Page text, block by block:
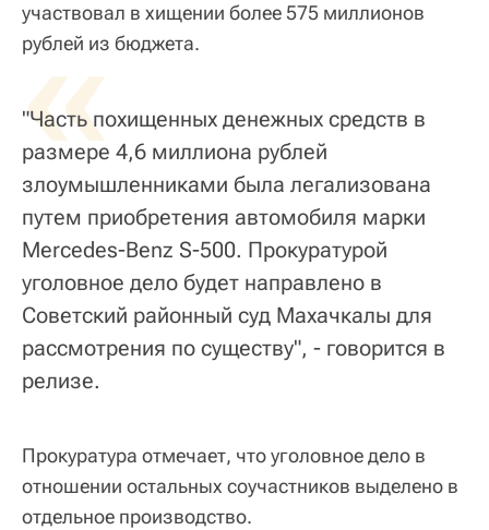
участвовал в хищении более 575 миллионов
рублей из бюджета.
«
"Часть похищенных денежных средств в
размере 4,6 миллиона рублей
злоумышленниками была легализована
путем приобретения автомобиля марки
Mercedes-Benz S-500. Прокуратурой
уголовное дело будет направлено в
Советский районный суд Махачкалы для
рассмотрения по существу", - говорится в
релизе.
Прокуратура отмечает, что уголовное дело в
отношении остальных соучастников выделено в
отдельное производство.